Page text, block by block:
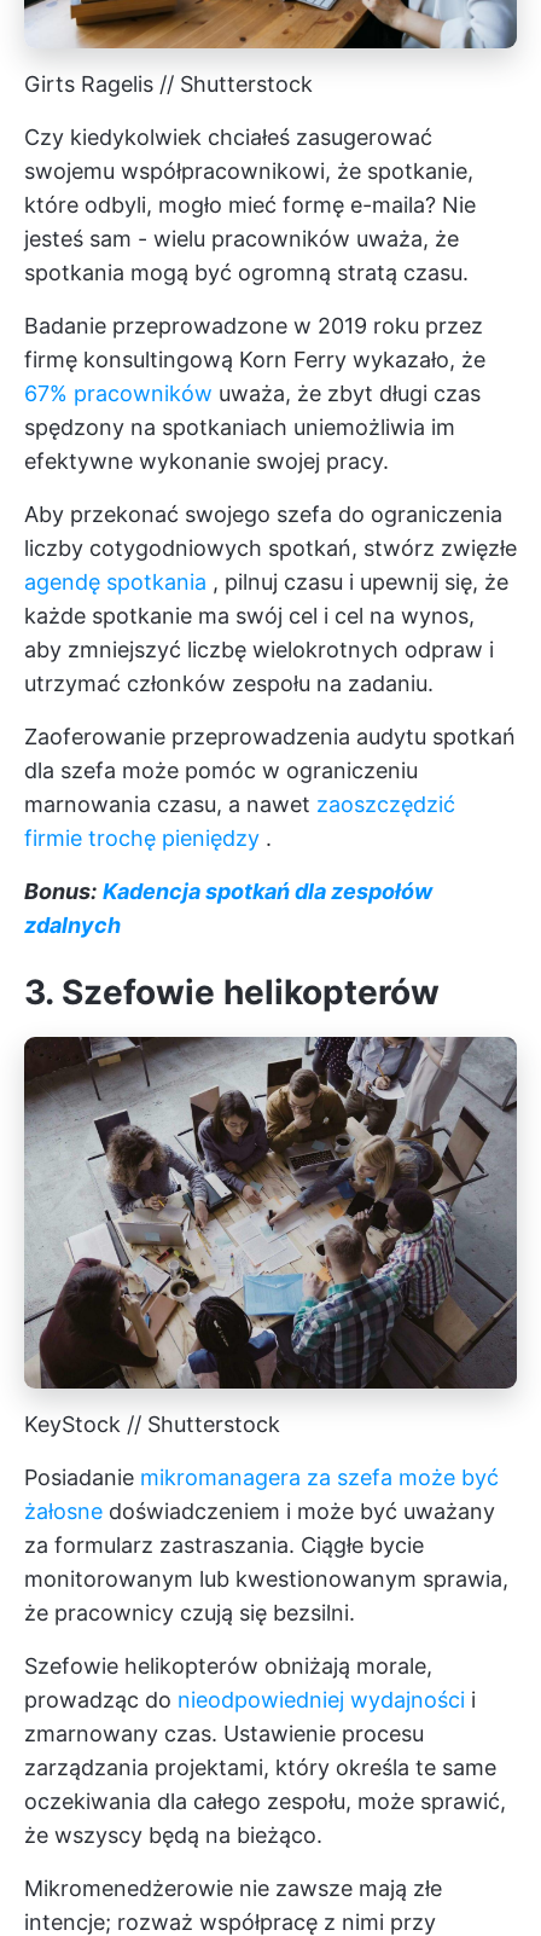
Girts Ragelis // Shutterstock
Czy kiedykolwiek chciałeś zasugerować
swojemu współpracownikowi, że spotkanie,
które odbyli, mogło mieć formę e-maila? Nie
jesteś sam - wielu pracowników uważa, że
spotkania mogą być ogromną stratą czasu.
Badanie przeprowadzone w 2019 roku przez
firmę konsultingową Korn Ferry wykazało, że
67% pracowników uważa, że zbyt długi czas
spędzony na spotkaniach uniemożliwia im
efektywne wykonanie swojej pracy.
Aby przekonać swojego szefa do ograniczenia
liczby cotygodniowych spotkań, stwórz zwięzłe
agendę spotkania , pilnuj czasu i upewnij się, że
każde spotkanie ma swój cel i cel na wynos,
aby zmniejszyć liczbę wielokrotnych odpraw i
utrzymać członków zespołu na zadaniu.
Zaoferowanie przeprowadzenia audytu spotkań
dla szefa może pomóc w ograniczeniu
marnowania czasu, a nawet zaoszczędzić
firmie trochę pieniędzy .
Bonus: Kadencja spotkań dla zespołów
zdalnych
3. Szefowie helikopterów
KeyStock // Shutterstock
Posiadanie mikromanagera za szefa może być
żałosne doświadczeniem i może być uważany
za formularz zastraszania. Ciągłe bycie
monitorowanym lub kwestionowanym sprawia,
że pracownicy czują się bezsilni.
Szefowie helikopterów obniżają morale,
prowadząc do nieodpowiedniej wydajności i
zmarnowany czas. Ustawienie procesu
zarządzania projektami, który określa te same
oczekiwania dla całego zespołu, może sprawić,
że wszyscy będą na bieżąco.
Mikromenedżerowie nie zawsze mają złe
intencje; rozważ współpracę z nimi przy